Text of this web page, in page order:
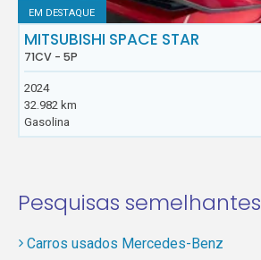
EM DESTAQUE
MITSUBISHI SPACE STAR
71CV - 5P
2024
32.982 km
Gasolina
Pesquisas semelhantes
Carros usados Mercedes-Benz